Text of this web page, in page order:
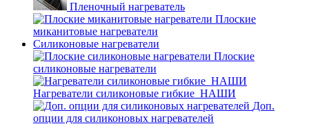
Пленочный нагреватель
Плоские
миканитовые нагреватели
Силиконовые нагреватели
Плоские
силиконовые нагреватели
Нагреватели силиконовые гибкие_НАШИ
Доп.
опции для силиконовых нагревателей